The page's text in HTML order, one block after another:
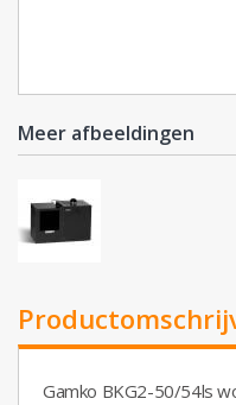
Meer afbeeldingen
Gamko BKG2-50/54ls